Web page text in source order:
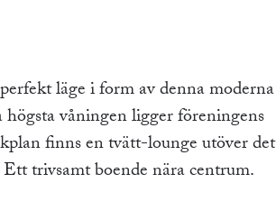
läge i form av denna moderna
våningen ligger föreningens
finns en tvätt-lounge utöver det
trivsamt boende nära centrum.